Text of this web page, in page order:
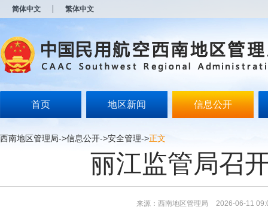
简体中文 繁体中文
首页 地区新闻 信息公开
西南地区管理局->信息公开->安全管理->正文
丽江监管局召
来源：西南地区管理局 2026-06-11
开
无
障
说
按
Alt
键